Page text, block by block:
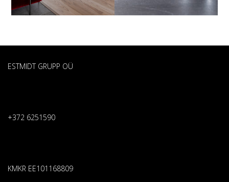
ESTMIDT GRUPP OÜ
+372 6251590
KMKR EE101168809